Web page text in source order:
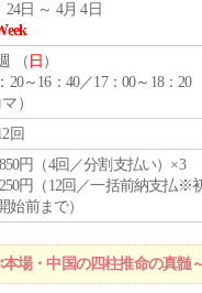
24日 ～ 4月 4日
（ 日 ）
20～16：40／17：00～18：20
マ）
回
円（4回／分割支払い）×3
円（12回／一括前納支払※
始前まで）
場・中国の四柱推命の真髄